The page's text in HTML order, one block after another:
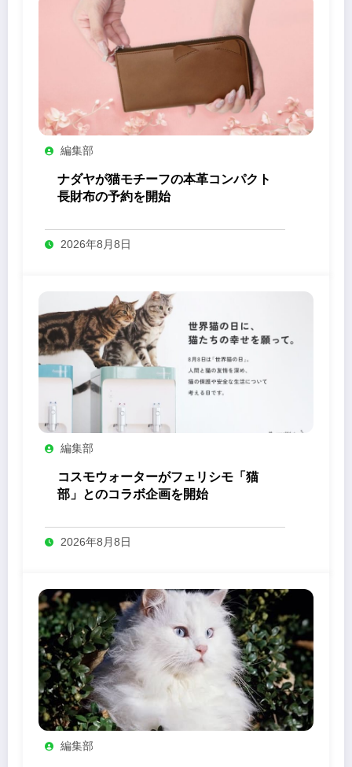
編集部
ナダヤが猫モチーフの本革コンパクト
長財布の予約を開始
2026年8月8日
編集部
コスモウォーターがフェリシモ「猫
部」とのコラボ企画を開始
2026年8月8日
編集部